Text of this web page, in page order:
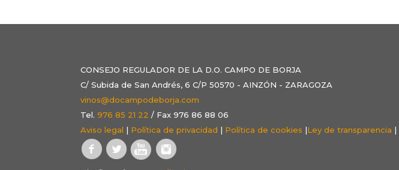
CONSEJO REGULADOR DE LA D.O. CAMPO DE BORJA
C/ Subida de San Andrés, 6 C/P 50570 - AINZÓN - ZARAGOZA
vinos@docampodeborja.com
Tel.976 85 21 22 / Fax 976 86 88 06
Aviso legal | Política de privacidad | Política de cookies |Ley de transparencia |